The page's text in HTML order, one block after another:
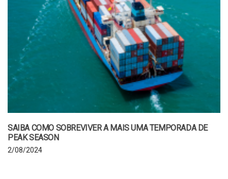
SAIBA COMO SOBREVIVER A MAIS UMA TEMPORADA DE
PEAK SEASON
2/08/2024